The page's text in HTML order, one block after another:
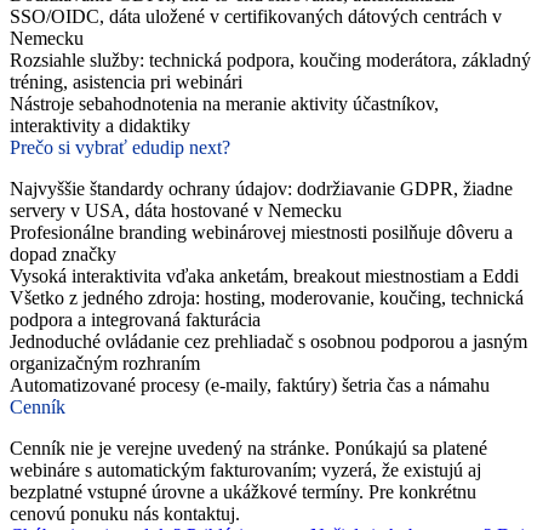
SSO/OIDC, dáta uložené v certifikovaných dátových centrách v
Nemecku
Rozsiahle služby: technická podpora, koučing moderátora, základný
tréning, asistencia pri webinári
Nástroje sebahodnotenia na meranie aktivity účastníkov,
interaktivity a didaktiky
Prečo si vybrať edudip next?
Najvyššie štandardy ochrany údajov: dodržiavanie GDPR, žiadne
servery v USA, dáta hostované v Nemecku
Profesionálne branding webinárovej miestnosti posilňuje dôveru a
dopad značky
Vysoká interaktivita vďaka anketám, breakout miestnostiam a Eddi
Všetko z jedného zdroja: hosting, moderovanie, koučing, technická
podpora a integrovaná fakturácia
Jednoduché ovládanie cez prehliadač s osobnou podporou a jasným
organizačným rozhraním
Automatizované procesy (e-maily, faktúry) šetria čas a námahu
Cenník
Cenník nie je verejne uvedený na stránke. Ponúkajú sa platené
webináre s automatickým fakturovaním; vyzerá, že existujú aj
bezplatné vstupné úrovne a ukážkové termíny. Pre konkrétnu
cenovú ponuku nás kontaktuj.